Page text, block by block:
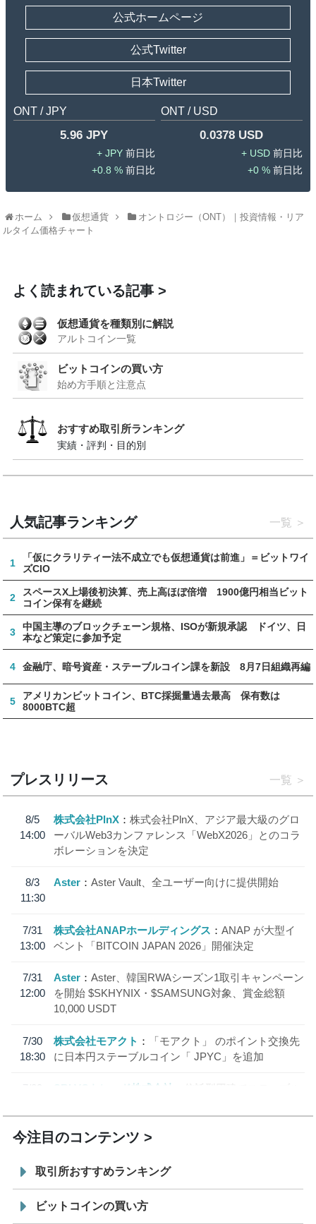
公式ホームページ
公式Twitter
日本Twitter
ONT / JPY
5.96 JPY
JPY
0.8 %
ONT / USD
0.0378 USD
USD
0 %
ホーム 仮想通貨
オントロジー（ONT）｜投資情報・リア
ルタイム価格チャート
よく読まれている記事
仮想通貨を種類別に解説
アルトコイン一覧
ビットコインの買い方
始め方手順と注意点
おすすめ取引所ランキング
実績・評判・目的別
人気記事ランキング 一覧
1
「仮にクラリティー法不成立でも仮想通貨は前進」＝ビットワイ
ズCIO
2
スペースX上場後初決算、売上高ほぼ倍増 1900億円相当ビット
コイン保有を継続
3
中国主導のブロックチェーン規格、ISOが新規承認 ドイツ、日
本など策定に参加予定
4 金融庁、暗号資産・ステーブルコイン課を新設 8月7日組織再編
5
アメリカンビットコイン、BTC採掘量過去最高 保有数は
8000BTC超
プレスリリース 一覧
8/5
14:00
株式会社PlnX
株式会社PlnX、アジア最大級のグロ
ーバルWeb3カンファレンス「WebX2026」とのコラ
ボレーションを決定
8/3
11:30
Aster Aster Vault、全ユーザー向けに提供開始
7/31
13:00
株式会社ANAPホールディングス
ANAP が大型イ
ベント「BITCOIN JAPAN 2026」開催決定
7/31
12:00
Aster
Aster、韓国RWAシーズン1取引キャンペーン
を開始 $SKHYNIX・$SAMSUNG対象、賞金総額
10,000 USDT
7/30
18:30
株式会社モアクト
「モアクト」 のポイント交換先
に日本円ステーブルコイン「 JPYC」を追加
7/29
SBI VCトレード株式会社
信託型円建てステーブル
今注目のコンテンツ
取引所おすすめランキング
ビットコインの買い方